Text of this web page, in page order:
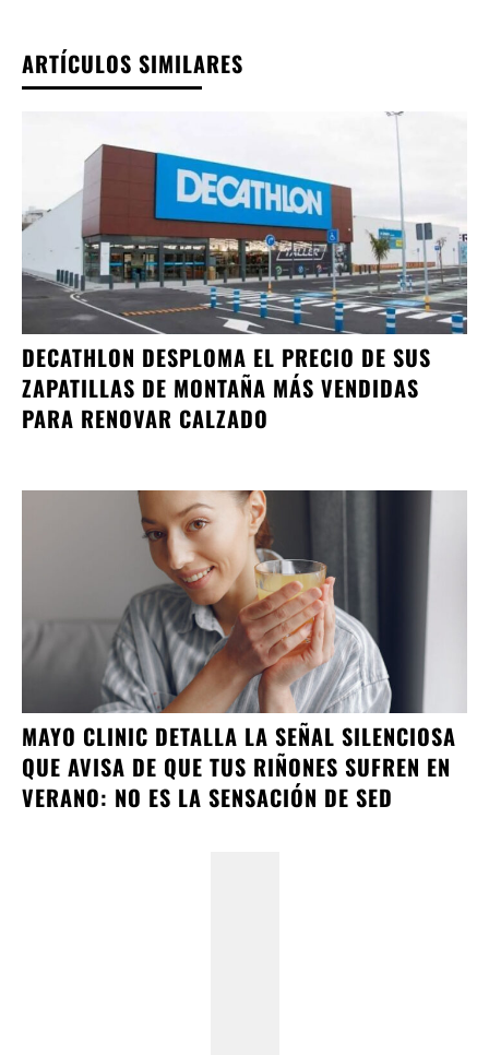
ARTÍCULOS SIMILARES
DECATHLON DESPLOMA EL PRECIO DE SUS
ZAPATILLAS DE MONTAÑA MÁS VENDIDAS
PARA RENOVAR CALZADO
MAYO CLINIC DETALLA LA SEÑAL SILENCIOSA
QUE AVISA DE QUE TUS RIÑONES SUFREN EN
VERANO: NO ES LA SENSACIÓN DE SED